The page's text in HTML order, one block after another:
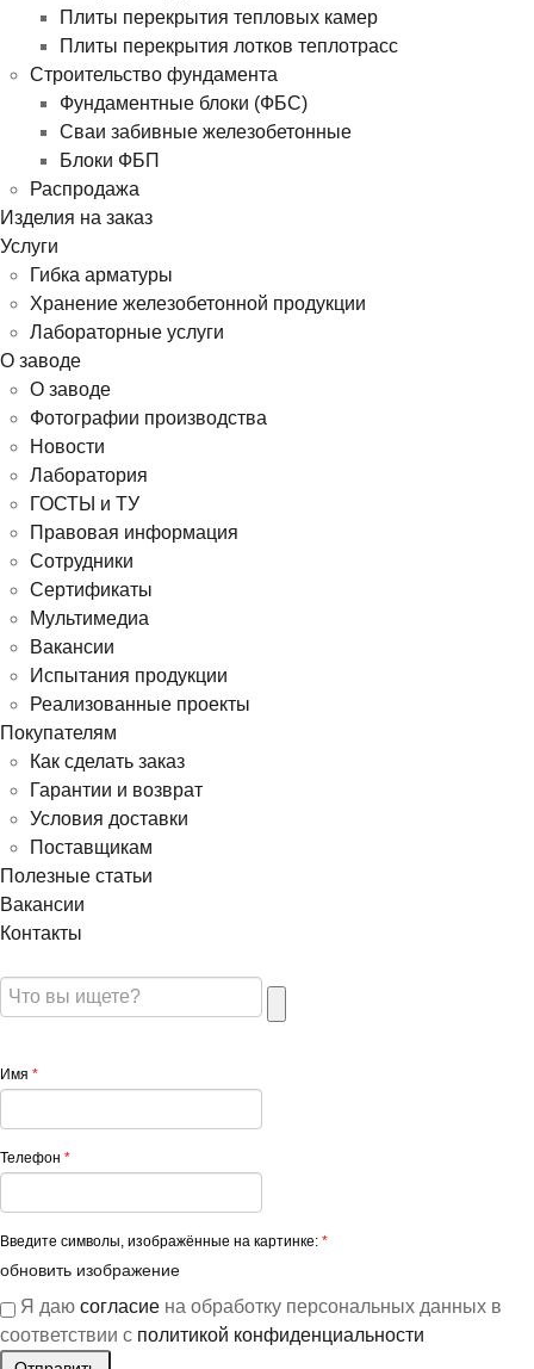
Плиты перекрытия тепловых камер
Плиты перекрытия лотков теплотрасс
Строительство фундамента
Фундаментные блоки (ФБС)
Сваи забивные железобетонные
Блоки ФБП
Распродажа
Изделия на заказ
Услуги
Гибка арматуры
Хранение железобетонной продукции
Лабораторные услуги
О заводе
О заводе
Фотографии производства
Новости
Лаборатория
ГОСТЫ и ТУ
Правовая информация
Сотрудники
Сертификаты
Мультимедиа
Вакансии
Испытания продукции
Реализованные проекты
Покупателям
Как сделать заказ
Гарантии и возврат
Условия доставки
Поставщикам
Полезные статьи
Вакансии
Контакты
Имя *
Телефон *
Введите символы, изображённые на картинке: *
обновить изображение
Я даю согласие на обработку персональных данных в
соответствии с политикой конфиденциальности